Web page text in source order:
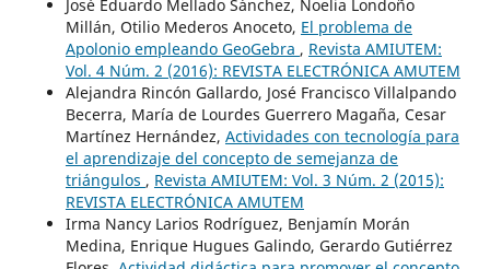
José Eduardo Mellado Sánchez, Noelia Londoño
Millán, Otilio Mederos Anoceto, El problema de
Apolonio empleando GeoGebra , Revista AMIUTEM:
Vol. 4 Núm. 2 (2016): REVISTA ELECTRÓNICA AMUTEM
Alejandra Rincón Gallardo, José Francisco Villalpando
Becerra, María de Lourdes Guerrero Magaña, Cesar
Martínez Hernández, Actividades con tecnología para
el aprendizaje del concepto de semejanza de
triángulos , Revista AMIUTEM: Vol. 3 Núm. 2 (2015):
REVISTA ELECTRÓNICA AMUTEM
Irma Nancy Larios Rodríguez, Benjamín Morán
Medina, Enrique Hugues Galindo, Gerardo Gutiérrez